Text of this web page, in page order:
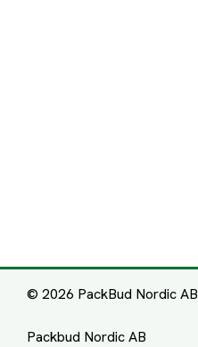
© 2026 PackBud Nordic AB
Packbud Nordic AB